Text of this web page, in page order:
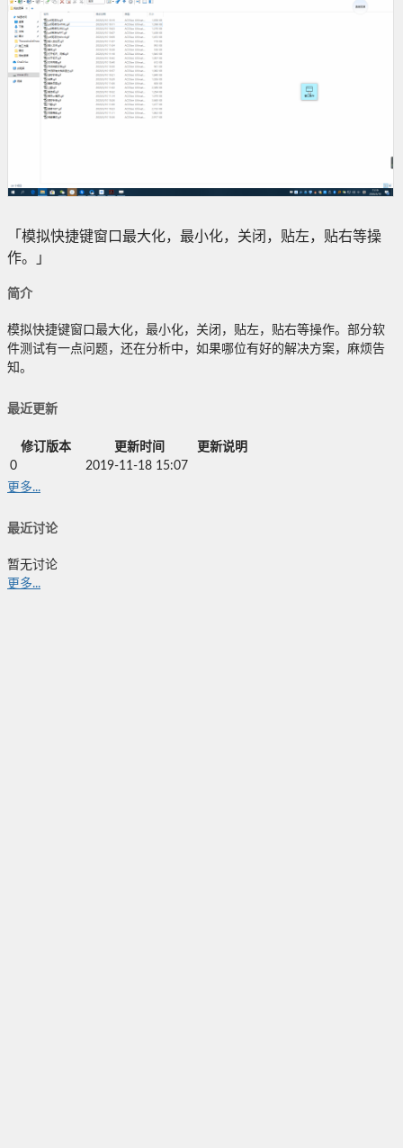
「模拟快捷键窗口最大化，最小化，关闭，贴左，贴右等操
作。」
简介
模拟快捷键窗口最大化，最小化，关闭，贴左，贴右等操作。部分软
件测试有一点问题，还在分析中，如果哪位有好的解决方案，麻烦告
知。
最近更新
修订版本 更新时间
更新说明
0
2019-11-18 15:07
更多...
最近讨论
暂无讨论
更多...